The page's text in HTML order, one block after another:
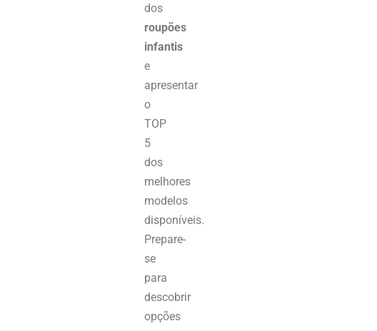
dos
roupões
infantis
e
apresentar
o
TOP
5
dos
melhores
modelos
disponíveis.
Prepare-
se
para
descobrir
opções